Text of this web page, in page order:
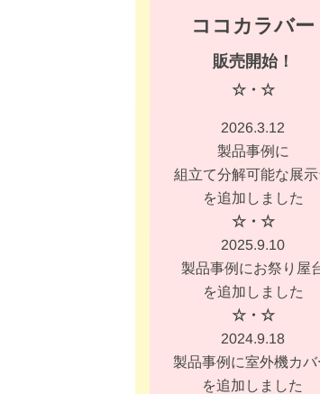
ココカラバー
販売開始！
☆・☆
2026.3.12
製品事例に
組立て分解可能な展示
を追加しました
☆・☆
2025.9.10
製品事例にお祭り屋
を追加しました
☆・☆
2024.9.18
製品事例に室外機カバ
を追加しました